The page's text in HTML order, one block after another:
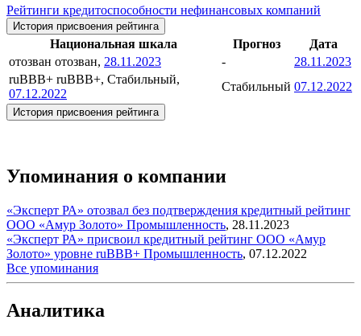
Рейтинги кредитоспособности нефинансовых компаний
История присвоения рейтинга
Национальная шкала Прогноз
Дата
отозван отозван, 28.11.2023 -
28.11.2023
ruBBB+ ruBBB+, Стабильный,
07.12.2022
Стабильный 07.12.2022
История присвоения рейтинга
Упоминания о компании
«Эксперт РА» отозвал без подтверждения кредитный рейтинг
ООО «Амур Золото» Промышленность, 28.11.2023
«Эксперт РА» присвоил кредитный рейтинг ООО «Амур
Золото» уровне ruBBB+ Промышленность, 07.12.2022
Все упоминания
Аналитика